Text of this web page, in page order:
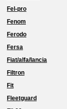
Fel-pro
Fenom
Ferodo
Fersa
Fiat/alfa/lancia
Filtron
Fit
Fleetguard